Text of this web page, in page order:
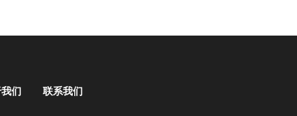
们 联系我们